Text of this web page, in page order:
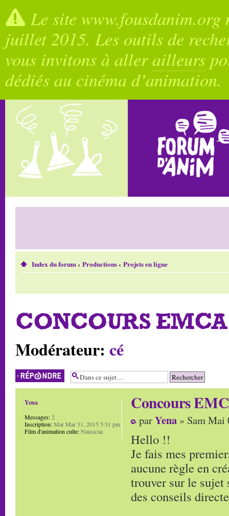
Le site
juillet 2015. Les outils de
vous invitons à allerailleurs
dédiés au cinéma d’animation.
Index du forum‹ Productions‹ Projets en ligne
CONCOURS
Modérateur: cé
Répondre
Concours
parYena » Sam Mai
Hello !!
Je fais mes
aucune règle en
trouver sur le sujet
des conseils
Yena
Messages:2
Inscription:Mar Mar 31, 2015 5:31 pm
Film d'animation culte:Nausicaa